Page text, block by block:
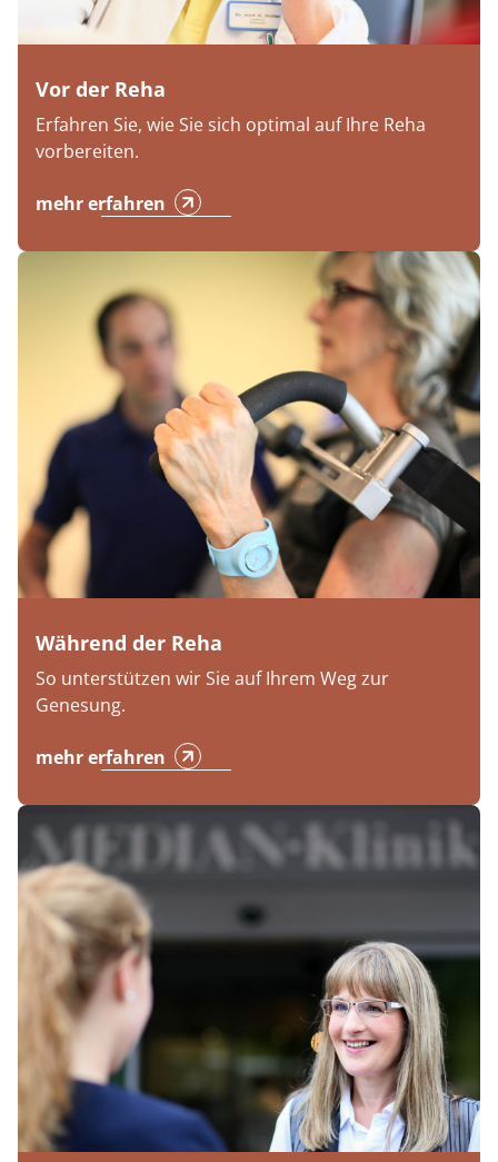
Vor der Reha
Erfahren Sie, wie Sie sich optimal auf Ihre Reha
vorbereiten.
mehr erfahren
Während der Reha
So unterstützen wir Sie auf Ihrem Weg zur
Genesung.
mehr erfahren